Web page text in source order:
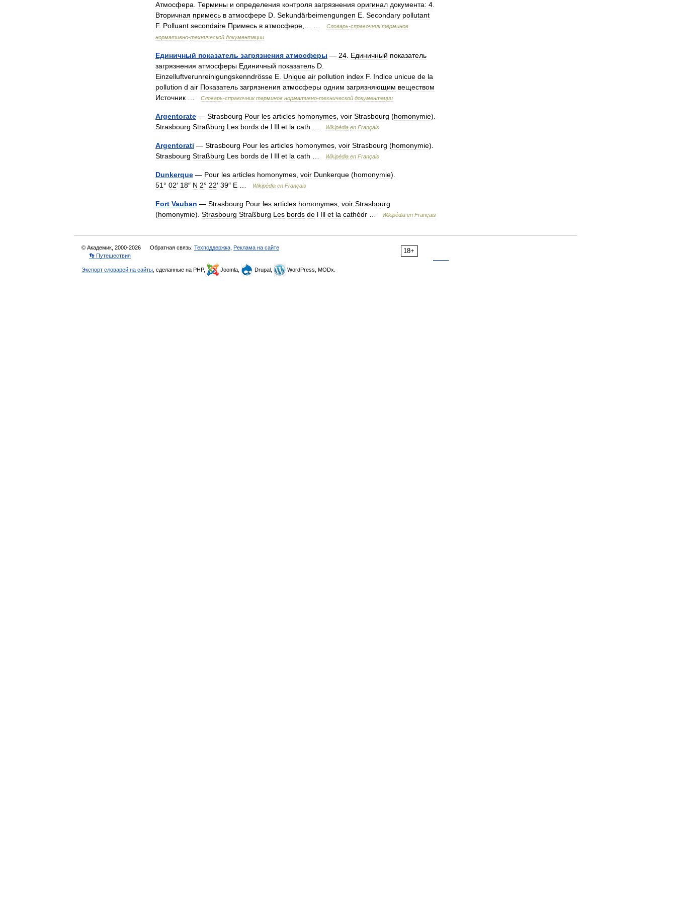
Атмосфера Термины и определения контроля загрязнения оригинал документа: 4
Вторичная примесь в атмосфере D Sekundärbeimengungen E Secondary pollutant
F. Polluant secondaire Примесь в атмосфере Словарь-справочник терминов
нормативно-технической документации
Единичный показатель загрязнения атмосферы — 24 Единичный показатель
загрязнения атмосферы Единичный показатель D
Einzelluftverunreinigungskenndrösse E Unique air pollution index F. Indice unicue de la
pollution d air Показатель загрязнения атмосферы одним загрязняющим веществом
Источник
Словарь-справочник терминов нормативно-технической документации
Argentorate — Strasbourg Pour les articles homonymes voir Strasbourg (homonymie).
Strasbourg Straßburg Les bords de l Ill et la cath Wikipédia en Français
Argentorati — Strasbourg Pour les articles homonymes voir Strasbourg (homonymie).
Strasbourg Straßburg Les bords de l Ill et la cath Wikipédia en Français
Dunkerque — Pour les articles homonymes voir Dunkerque (homonymie).
51 ° 02′ 18″ N 2° 22′ 39″ E Wikipédia en Français
Fort Vauban — Strasbourg Pour les articles homonymes voir Strasbourg
(homonymie). Strasbourg Straßburg Les bords de l Ill et la cathédr Wikipédia en Français
18+
© Академик, 2000-2026 Обратная связь: Техподдержка Реклама на сайте
👣 Путешествия
Экспорт словарей на сайты , сделанные на PHP, Joomla, Drupal, WordPress, MODx.